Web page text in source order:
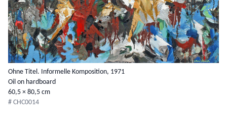
Ohne Titel. Informelle Komposition, 1971
Oil on hardboard
60,5 × 80,5 cm
# CHC0014